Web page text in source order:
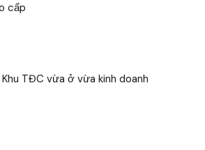
cấp
TĐC vừa ở vừa kinh doanh